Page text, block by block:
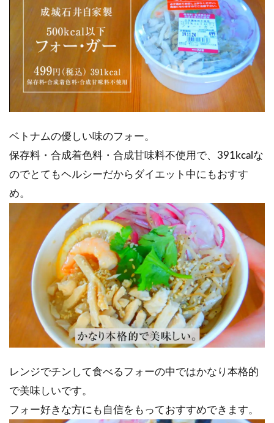
ベトナムの優しい味のフォー。
保存料・合成着色料・合成甘味料不使用で、391kcalな
のでとてもヘルシーだからダイエット中にもおすす
め。
レンジでチンして食べるフォーの中ではかなり本格的
で美味しいです。
フォー好きな方にも自信をもっておすすめできます。